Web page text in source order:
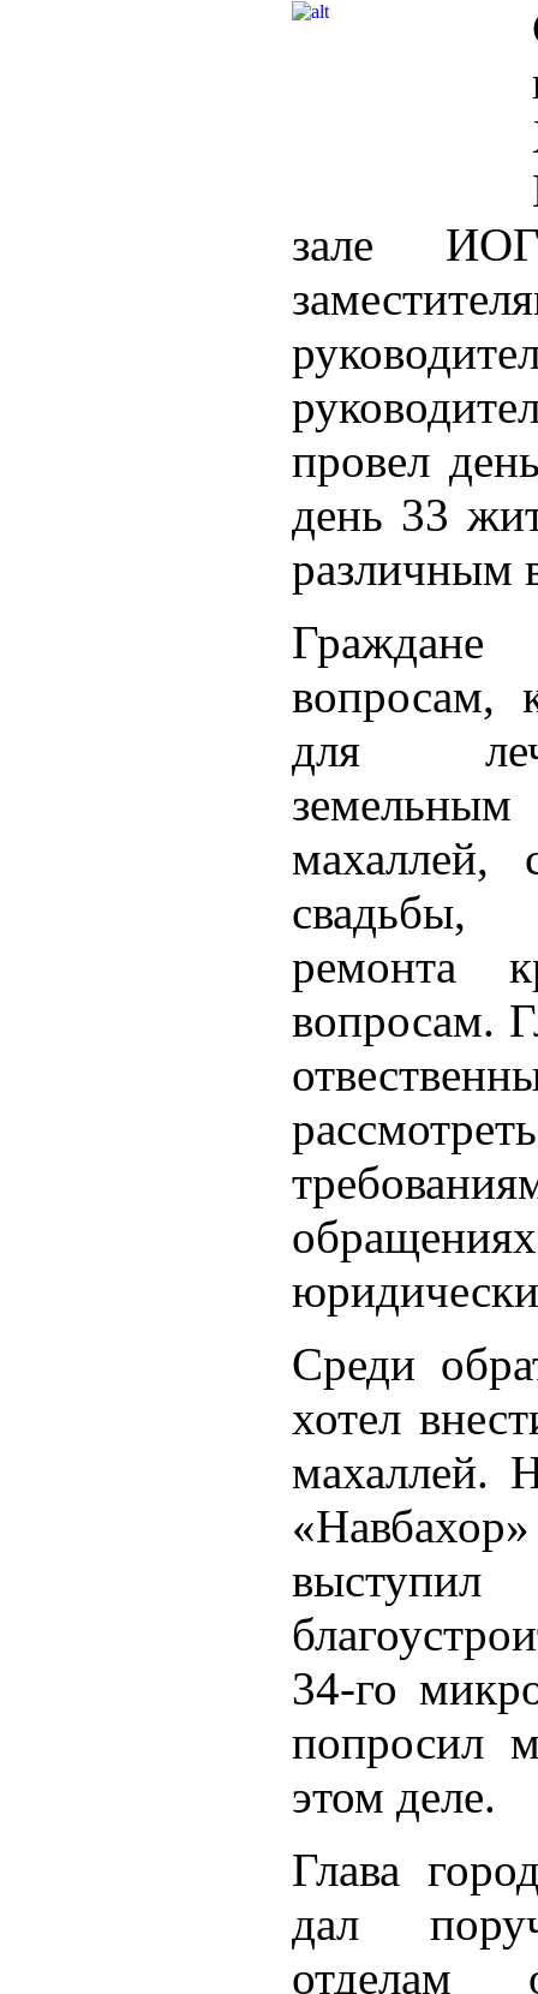
зале
провел
день 33
различным
вопросам,
для
земельным
махаллей,
свадьбы,
ремонта
вопросам.
Среди
хотел
махаллей.
34-го
попросил
этом деле.
Глава
дал
отделам